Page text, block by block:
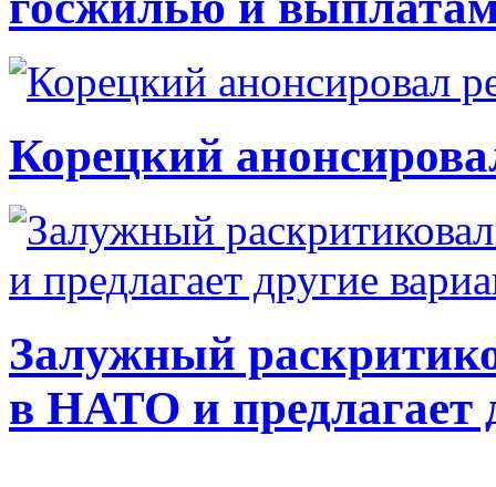
Корецкий
Залужный
в НАТО и предлагает